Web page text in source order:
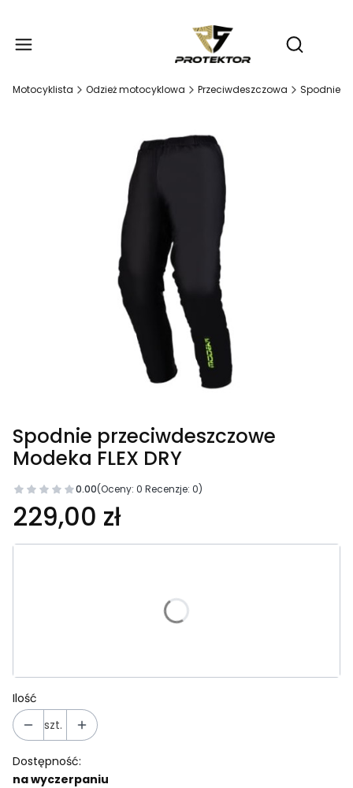
Otwórz
Motocyklista Odzież motocyklowa Przeciwdeszczowa Spodnie
Spodnie przeciwdeszczowe
Modeka FLEX DRY
0.00(Oceny: 0 Recenzje: 0)
Cena
229,00 zł
Ilość
szt.
Dostępność:
na wyczerpaniu